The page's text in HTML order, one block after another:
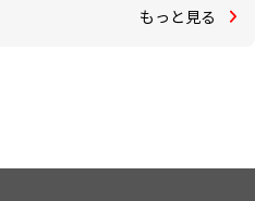
もっと見る